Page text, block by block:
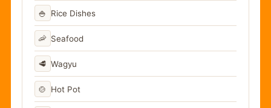
🍚 Rice Dishes
🦐 Seafood
🥩 Wagyu
🍲 Hot Pot